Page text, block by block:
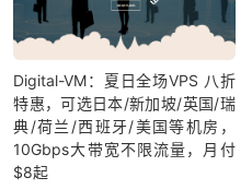
Digital-VM：夏日全场VPS 八折
特惠，可选日本/新加坡/英国/瑞
典/荷兰/西班牙/美国等机房，
10Gbps大带宽不限流量，月付
$8起